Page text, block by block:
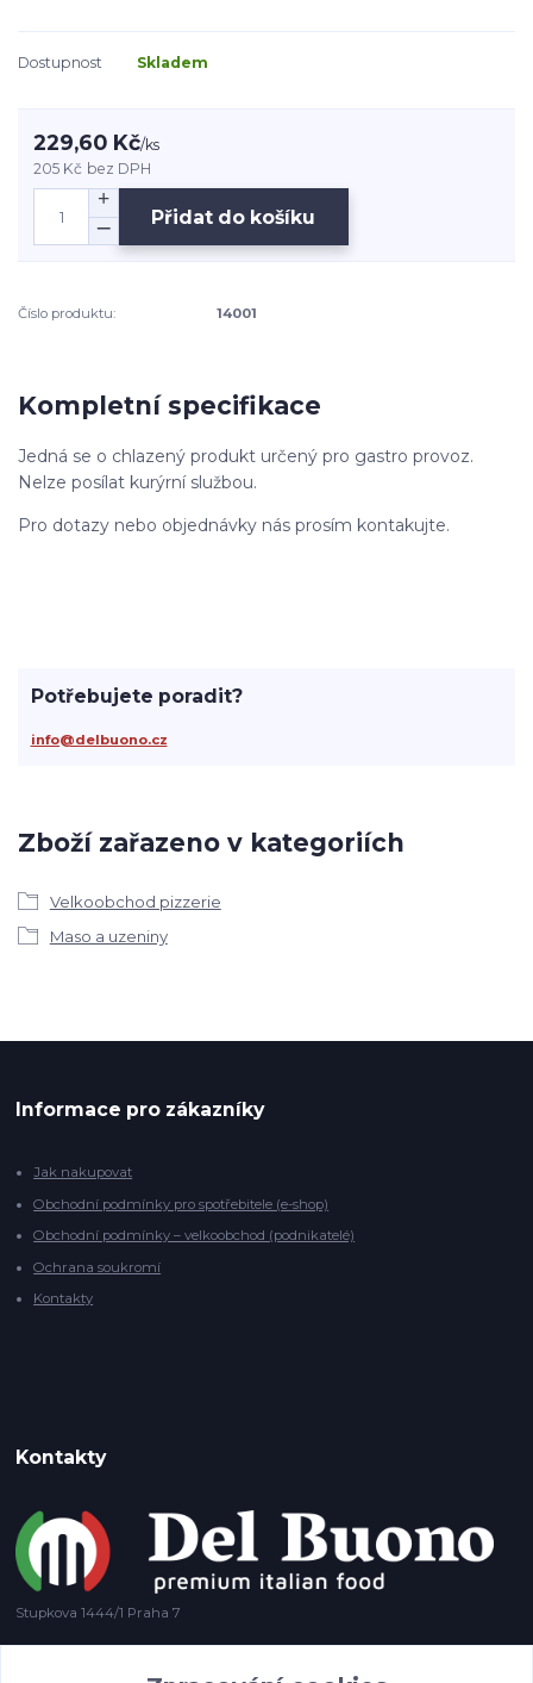
Dostupnost Skladem
229,60 Kč/ks
205 Kč bez DPH
Přidat do košíku
Číslo produktu: 14001
Kompletní specifikace
Jedná se o chlazený produkt určený pro gastro provoz.
Nelze posílat kurýrní službou.
Pro dotazy nebo objednávky nás prosím kontakujte.
Zboží zařazeno v kategoriích
Velkoobchod pizzerie
Maso a uzeniny
Potřebujete poradit?
info@delbuono.cz
Informace pro zákazníky
Jak nakupovat
Obchodní podmínky pro spotřebitele (e-shop)
Obchodní podmínky – velkoobchod (podnikatelé)
Ochrana soukromí
Kontakty
Kontakty
Stupkova 1444/1 Praha 7